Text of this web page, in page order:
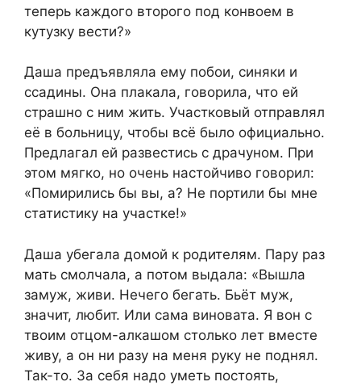
теперь каждого второго под конвоем в
кутузку вести?»
Даша предъявляла ему побои, синяки и
ссадины. Она плакала, говорила, что ей
страшно с ним жить. Участковый отправлял
её в больницу, чтобы всё было официально.
Предлагал ей развестись с драчуном. При
этом мягко, но очень настойчиво говорил:
«Помирились бы вы, а? Не портили бы мне
статистику на участке!»
Даша убегала домой к родителям. Пару раз
мать смолчала, а потом выдала: «Вышла
замуж, живи. Нечего бегать. Бьёт муж,
значит, любит. Или сама виновата. Я вон с
твоим отцом-алкашом столько лет вместе
живу, а он ни разу на меня руку не поднял.
Так-то. За себя надо уметь постоять,